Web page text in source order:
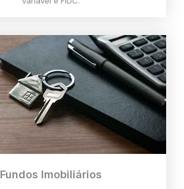
Fundos Imobiliários